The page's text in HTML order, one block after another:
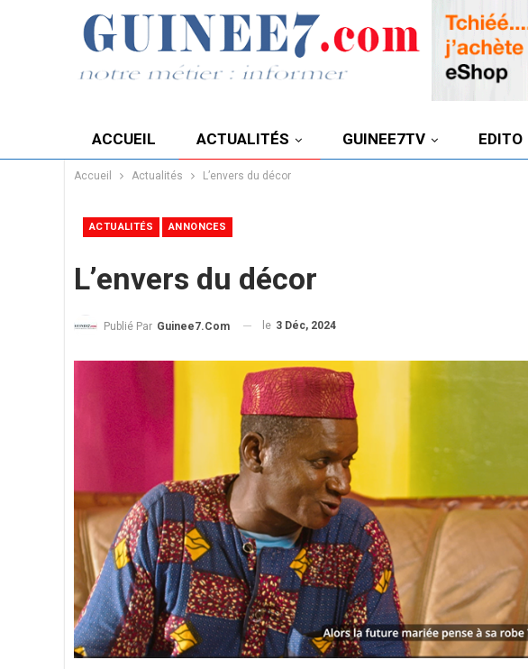
ACCUEIL ACTUALITÉS GUINEE7TV EDITO
Accueil Actualités L’envers du décor
ACTUALITÉS ANNONCES
L’envers du décor
Publié Par Guinee7.com le 3 Déc, 2024